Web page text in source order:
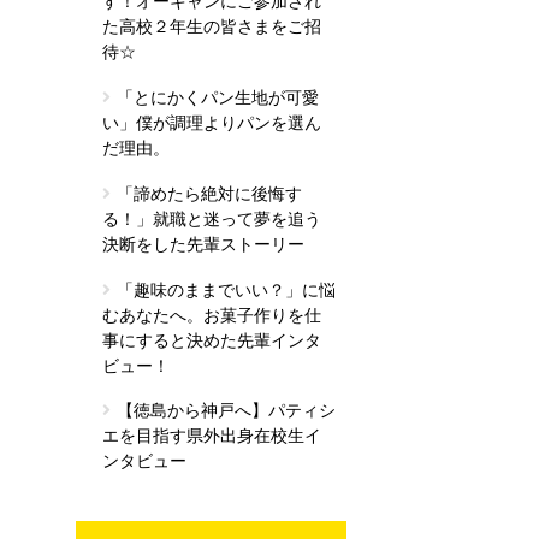
た高校２年生の皆さまをご招
待☆
「とにかくパン生地が可愛
い」僕が調理よりパンを選ん
だ理由。
「諦めたら絶対に後悔す
る！」就職と迷って夢を追う
決断をした先輩ストーリー
「趣味のままでいい？」に悩
むあなたへ。お菓子作りを仕
事にすると決めた先輩インタ
ビュー！
【徳島から神戸へ】パティシ
エを目指す県外出身在校生イ
ンタビュー